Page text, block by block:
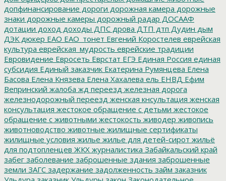
допфинансирование дороги дорожная камера дорожные
знаки дорожные камеры дорожный радар ДОСААФ
дотации доход доходы ДПС дрова ДТП дтп Дудин дым
ДЭКдюкер ЕАО ЕАО_тонет Евгений Коростелев еврейская
культура еврейская_мудрость еврейские традиции
Евровидение Евросеть Еврстат ЕГЭ Единая Россия единая
субсидия Единый заказчик Екатерина Румянцева Елена
Басова Елена Князева Елена Хахалева ель ЕНВД Ефим
Вепринский жалоба жд переезд железная дорога
железнодорожный переезд женская кнсультация женская
консультация жестокое обращение с детьми жестокое
обращение с животными жестокость живодер живопись
животноводство животные жилищные сертификаты
жилищные условия жилье жилье для детей-сирот жильё
для подтопленцев ЖКХ журналистика Забайкальский край
забег заболевание заброшенные здания заброшенные
земли ЗАГС задержание задолженность займ заказник